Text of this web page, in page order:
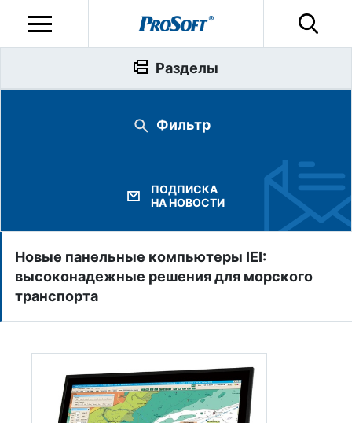
Новые панельные компьютеры IEI:
высоконадежные решения для морского
транспорта
Разделы
Фильтр
ПОДПИСКА
НА НОВОСТИ